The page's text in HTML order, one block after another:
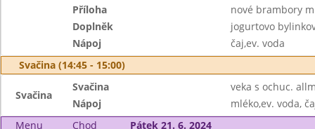
Příloha
nové brambory
Doplněk
jogurtovo
Nápoj
čaj,ev. voda
Svačina (14:45 - 15:00)
Svačina
Svačina
veka s ochuc.
Nápoj
mléko,ev. voda,
Menu
Chod
Pátek 21. 6. 2024